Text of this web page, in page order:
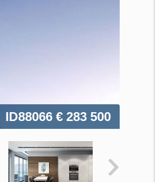
ID88066 € 283 500